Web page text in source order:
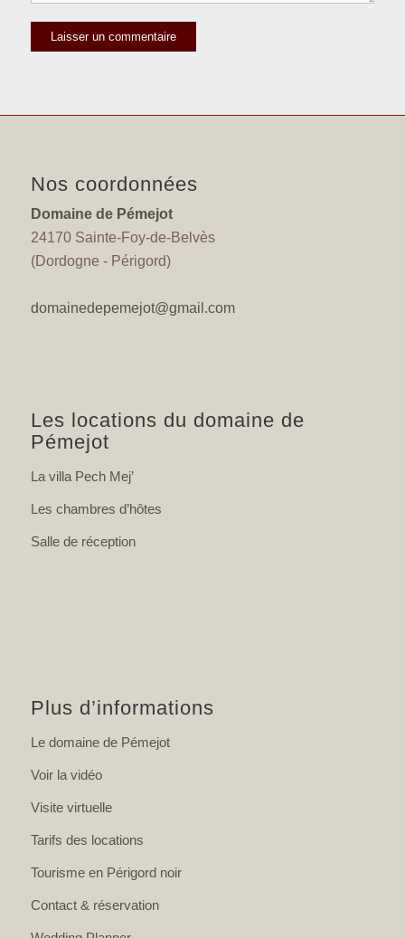
Nos coordonnées
Domaine de Pémejot
24170 Sainte-Foy-de-Belvès
(Dordogne - Périgord)
domainedepemejot@gmail.com
Les locations du domaine de
Pémejot
La villa Pech Mej’
Les chambres d’hôtes
Salle de réception
Plus d’informations
Le domaine de Pémejot
Voir la vidéo
Visite virtuelle
Tarifs des locations
Tourisme en Périgord noir
Contact & réservation